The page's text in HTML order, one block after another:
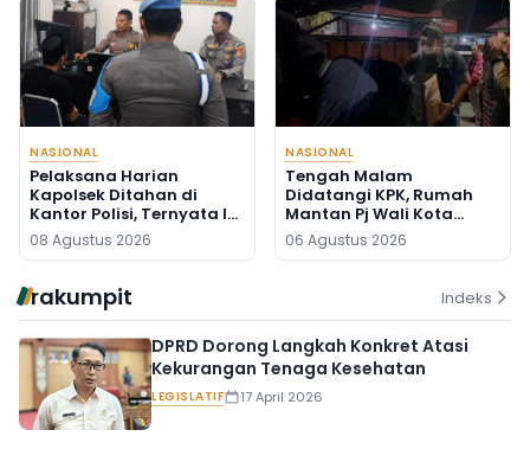
NASIONAL
Pelaksana Harian
Kapolsek Ditahan di
Kantor Polisi, Ternyata Ini
Penyebabnya
08 Agustus 2026
NASIONAL
Tengah Malam
Didatangi KPK, Rumah
Mantan Pj Wali Kota
Digeledah, Empat Koper
Dibawa
06 Agustus 2026
rakumpit Indeks
DPRD Dorong Langkah Konkret Atasi
Kekurangan Tenaga Kesehatan
LEGISLATIF 17 April 2026